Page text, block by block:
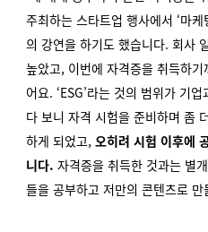
주최하는 스타트업 행사에서 ‘마
의 강연을 하기도 했습니다. 회사
높았고, 이번에 자격증을 취득하
어요. ‘ESG’라는 것의 범위가 기
다 보니 자격 시험을 준비하며 좀
하게 되었고, 오히려 시험 이후에
니다. 자격증을 취득한 것과는 별
들을 공부하고 저만의 콘텐츠로